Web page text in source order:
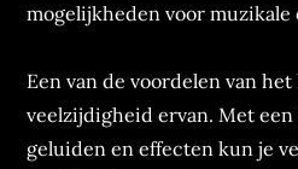
mogelijkheden voor muzikale
Een van de voordelen van
veelzijdigheid ervan. Met een
geluiden en effecten kun je